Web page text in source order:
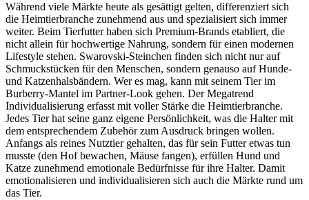
Während viele Märkte heute als gesättigt gelten, differenziert sich
die Heimtierbranche zunehmend aus und spezialisiert sich immer
weiter. Beim Tierfutter haben sich Premium-Brands etabliert, die
nicht allein für hochwertige Nahrung, sondern für einen modernen
Lifestyle stehen. Swarovski-Steinchen finden sich nicht nur auf
Schmuckstücken für den Menschen, sondern genauso auf Hunde-
und Katzenhalsbändern. Wer es mag, kann mit seinem Tier im
Burberry-Mantel im Partner-Look gehen. Der Megatrend
Individualisierung erfasst mit voller Stärke die Heimtierbranche.
Jedes Tier hat seine ganz eigene Persönlichkeit, was die Halter mit
dem entsprechendem Zubehör zum Ausdruck bringen wollen.
Anfangs als reines Nutztier gehalten, das für sein Futter etwas tun
musste (den Hof bewachen, Mäuse fangen), erfüllen Hund und
Katze zunehmend emotionale Bedürfnisse für ihre Halter. Damit
emotionalisieren und individualisieren sich auch die Märkte rund um
das Tier.